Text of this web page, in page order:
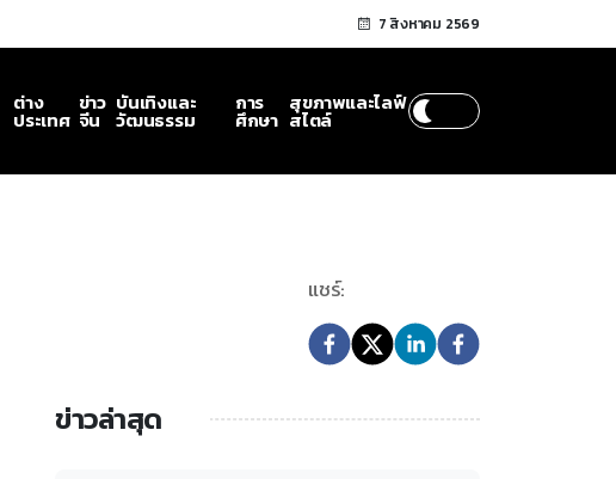
7 สิงหาคม 2569
ต่าง
ประเทศ
ข่าว
จีน
บันเทิงและ
วัฒนธรรม
การ
ศึกษา
สุขภาพและไลฟ์
สไตล์
แชร์:
ข่าวล่าสุด